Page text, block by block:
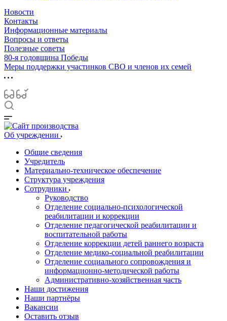
Новости
Контакты
Информационные материалы
Вопросы и ответы
Полезные советы
80-я годовщина Победы
Меры поддержки участинков СВО и членов их семей
Об учреждении
Общие сведения
Учредитель
Материально-техническое обеспечение
Структура учреждения
Сотрудники
Руководство
Отделение социально-психологической
реабилитации и коррекции
Отделение педагогической реабилитации и
воспитательной работы
Отделение коррекции детей раннего возраста
Отделение медико-социальной реабилитации
Отделение социального сопровождения и
информационно-методической работы
Административно-хозяйственная часть
Наши достижения
Наши партнёры
Вакансии
Оставить отзыв